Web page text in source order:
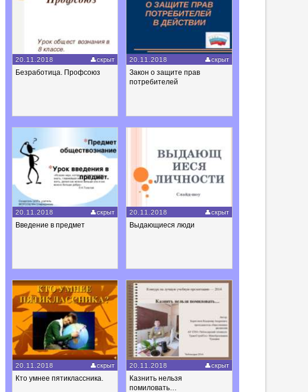
20.11.2018 скрыт
Безработица. Профсоюз
20.11.2018 скрыт
Закон о защите прав
потребителей
20.11.2018 скрыт
Введение в предмет
20.11.2018 скрыт
Выдающиеся люди
20.11.2018 скрыт
Кто умнее пятиклассника.
20.11.2018 скрыт
Казнить нельзя
помиловать…